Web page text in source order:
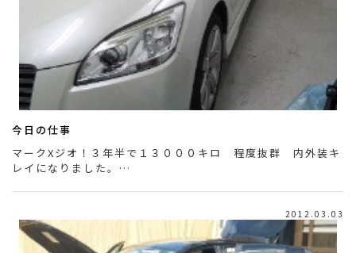
今日の仕事
マークXジオ！３年半で１３０００キロ 程度抜群 内外装キ
レイになりました。…
2012.03.03